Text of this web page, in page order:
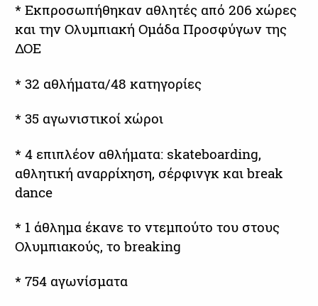
* Εκπροσωπήθηκαν αθλητές από 206 χώρες
και την Ολυμπιακή Ομάδα Προσφύγων της
ΔΟΕ
* 32 αθλήματα/48 κατηγορίες
* 35 αγωνιστικοί χώροι
* 4 επιπλέον αθλήματα: skateboarding,
αθλητική αναρρίχηση, σέρφινγκ και break
dance
* 1 άθλημα έκανε το ντεμπούτο του στους
Ολυμπιακούς, τo breaking
* 754 αγωνίσματα